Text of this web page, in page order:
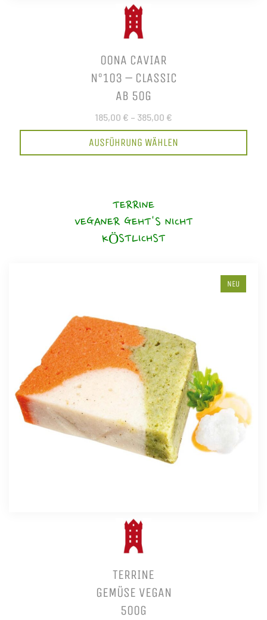
OONA CAVIAR
N°103 – CLASSIC
AB 50G
185,00 € – 385,00 €
AUSFÜHRUNG WÄHLEN
TERRINE
VEGANER GEHT'S NICHT
KÖSTLICHST
NEU
TERRINE
GEMÜSE VEGAN
500G